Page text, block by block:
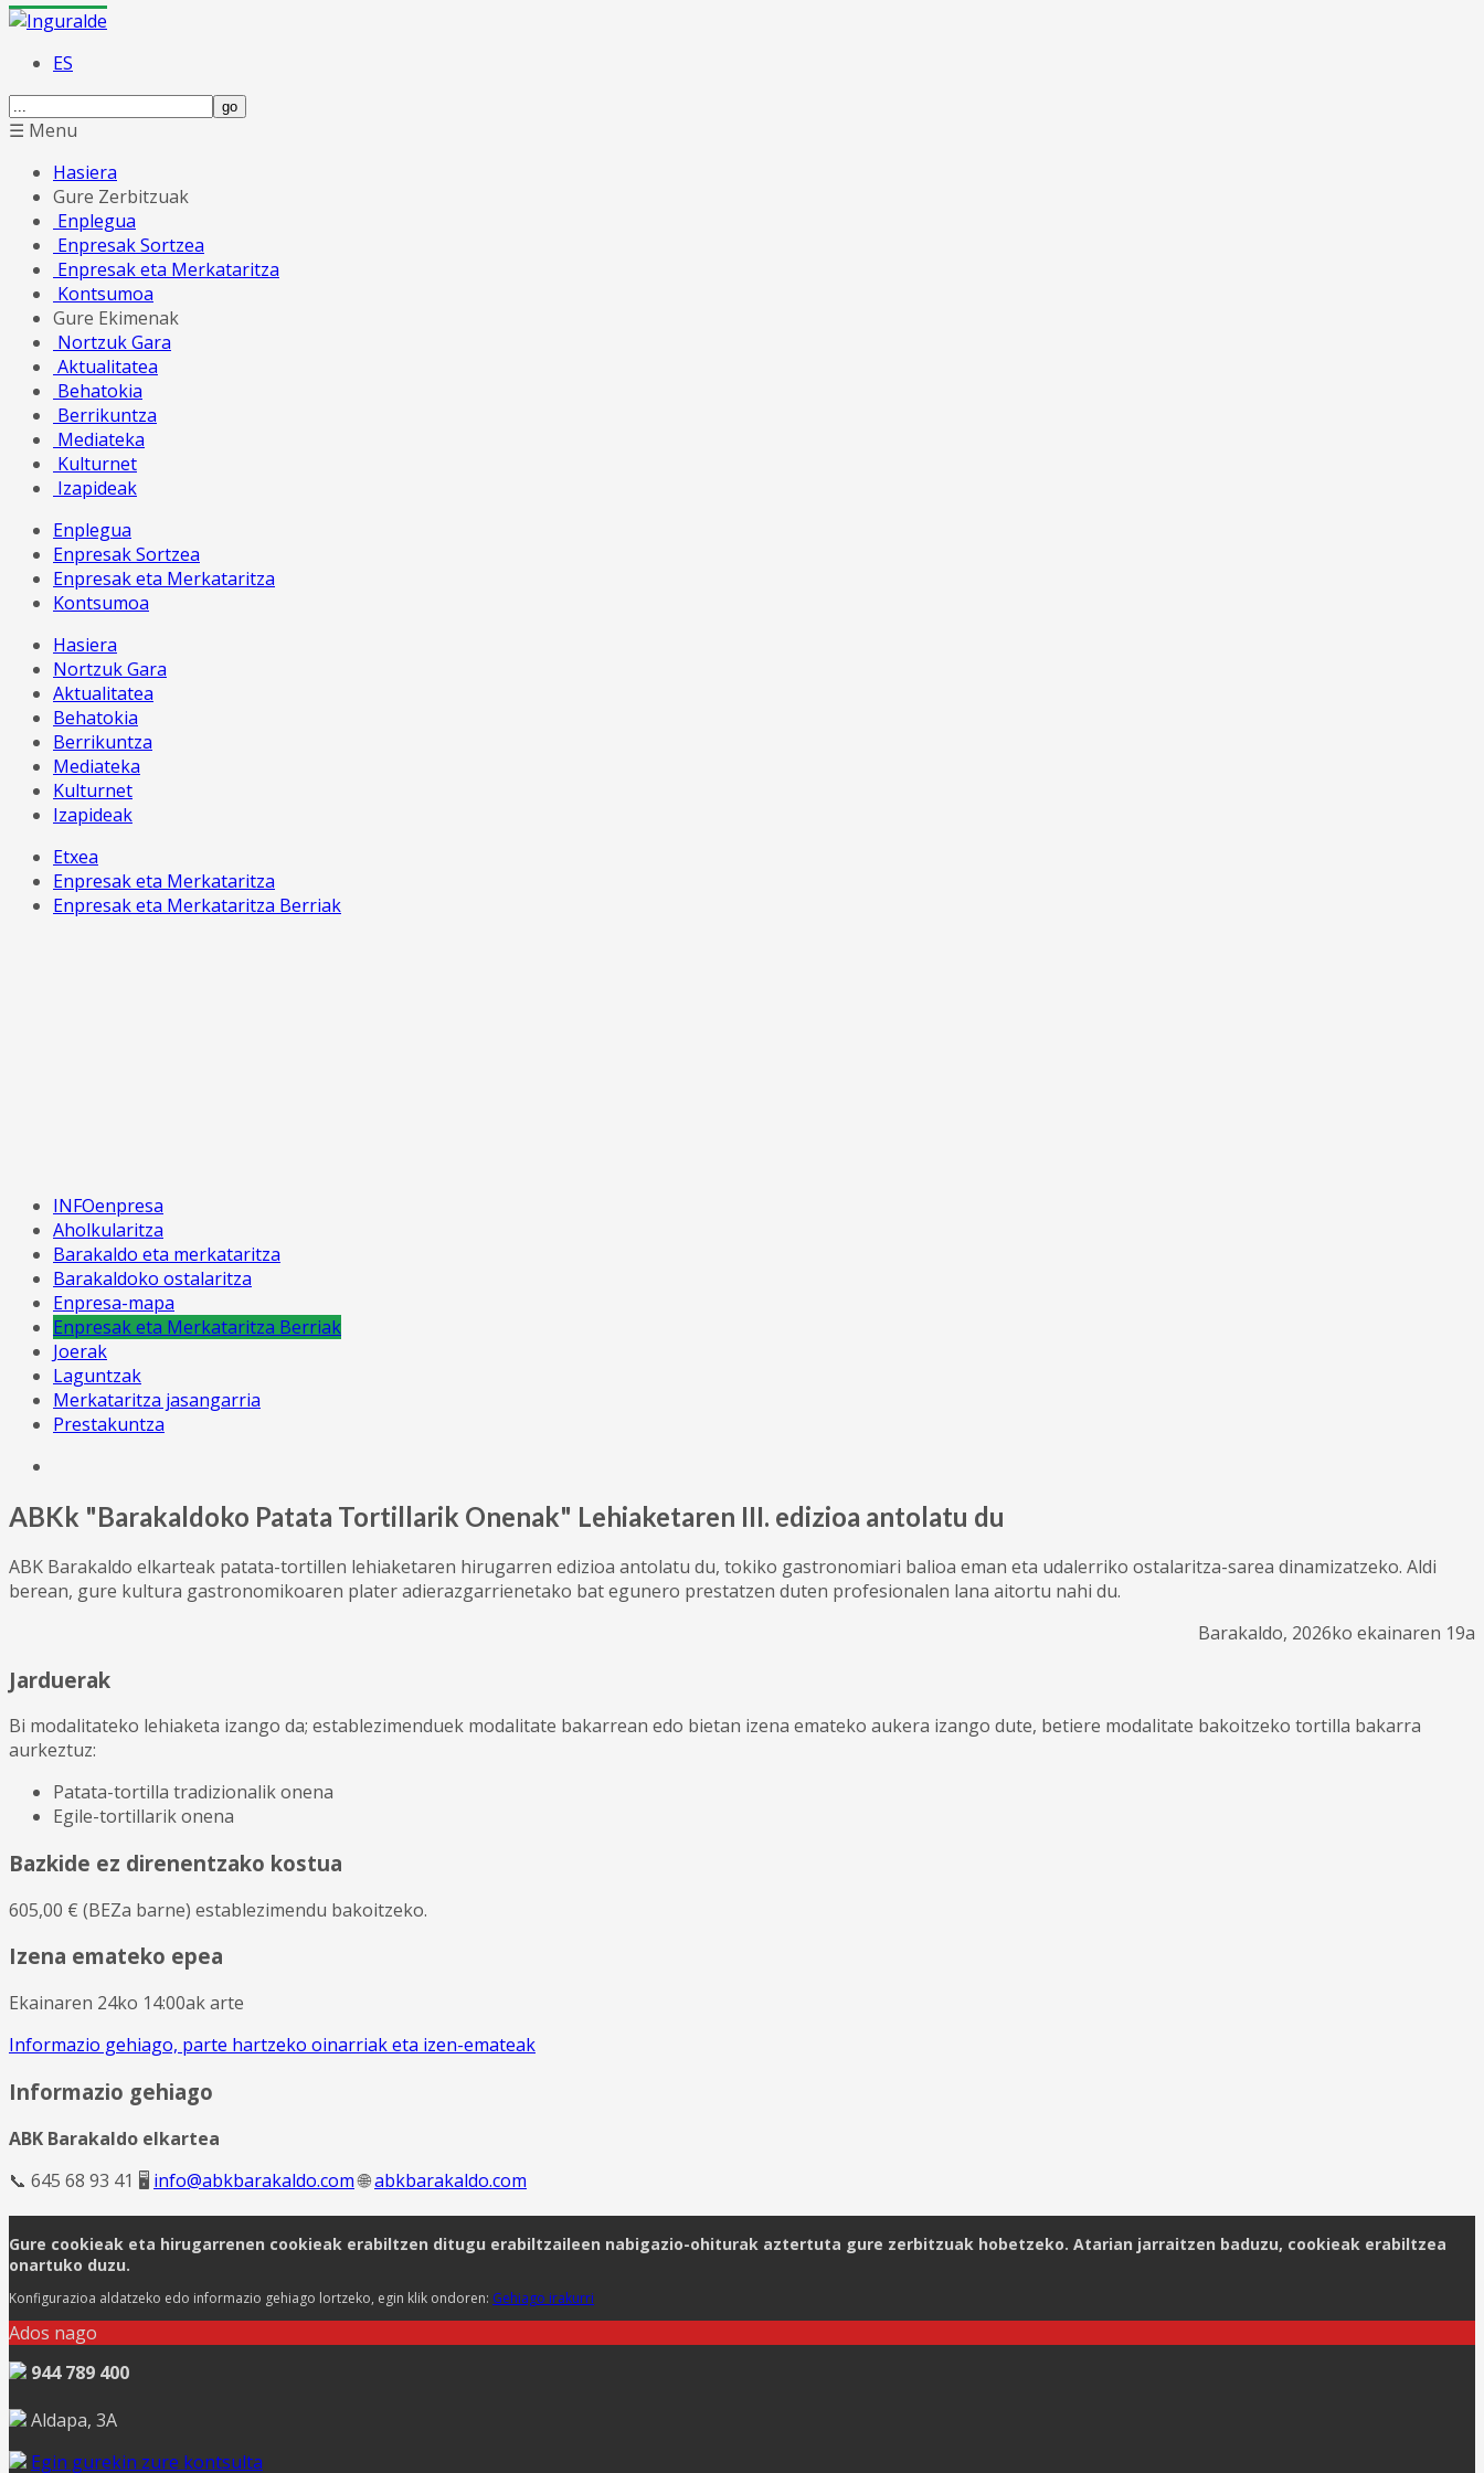
ES
☰ Menu
Hasiera
Gure Zerbitzuak
Enplegua
Enpresak Sortzea
Enpresak eta Merkataritza
Kontsumoa
Gure Ekimenak
Nortzuk Gara
Aktualitatea
Behatokia
Berrikuntza
Mediateka
Kulturnet
Izapideak
Enplegua
Enpresak Sortzea
Enpresak eta Merkataritza
Kontsumoa
Hasiera
Nortzuk Gara
Aktualitatea
Behatokia
Berrikuntza
Mediateka
Kulturnet
Izapideak
Etxea
Enpresak eta Merkataritza
Enpresak eta Merkataritza Berriak
INFOenpresa
Aholkularitza
Barakaldo eta merkataritza
Barakaldoko ostalaritza
Enpresa-mapa
Enpresak eta Merkataritza Berriak
Joerak
Laguntzak
Merkataritza jasangarria
Prestakuntza
ABKk "Barakaldoko Patata Tortillarik Onenak" Lehiaketaren III. edizioa antolatu du
ABK Barakaldo elkarteak patata-tortillen lehiaketaren hirugarren edizioa antolatu du, tokiko gastronomiari balioa eman eta udalerriko ostalaritza-sarea dinamizatzeko. Aldi
berean, gure kultura gastronomikoaren plater adierazgarrienetako bat egunero prestatzen duten profesionalen lana aitortu nahi du.
Barakaldo, 2026ko ekainaren 19a
Jarduerak
Bi modalitateko lehiaketa izango da; establezimenduek modalitate bakarrean edo bietan izena emateko aukera izango dute, betiere modalitate bakoitzeko tortilla bakarra
aurkeztuz:
Patata-tortilla tradizionalik onena
Egile-tortillarik onena
Bazkide ez direnentzako kostua
605,00 € (BEZa barne) establezimendu bakoitzeko.
Izena emateko epea
Ekainaren 24ko 14:00ak arte
Informazio gehiago, parte hartzeko oinarriak eta izen-emateak
Informazio gehiago
ABK Barakaldo elkartea
📞 645 68 93 41 🖥️ info@abkbarakaldo.com🌐abkbarakaldo.com
Gure cookieak eta hirugarrenen cookieak erabiltzen ditugu erabiltzaileen nabigazio-ohiturak aztertuta gure zerbitzuak hobetzeko. Atarian jarraitzen baduzu, cookieak erabiltzea
onartuko duzu.
Konfigurazioa aldatzeko edo informazio gehiago lortzeko, egin klik ondoren: Gehiago irakurri
Ados nago
944 789 400
Aldapa, 3A
Egin gurekin zure kontsulta